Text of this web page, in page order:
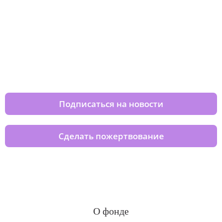
Подписаться на новости
Сделать пожертвование
О фонде